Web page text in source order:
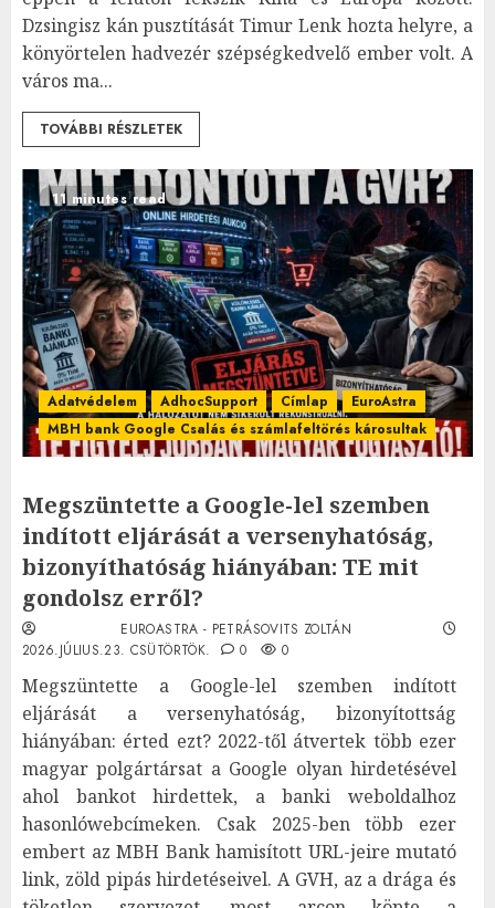
Dzsingisz kán pusztítását Timur Lenk hozta helyre, a
könyörtelen hadvezér szépségkedvelő ember volt. A
város ma...
TOVÁBBI RÉSZLETEK
11 minutes read
Adatvédelem AdhocSupport Címlap
EuroAstra
MBH bank Google Csalás és számlafeltörés károsultak
Megszüntette a Google-lel szemben
indított eljárását a versenyhatóság,
bizonyíthatóság hiányában: TE mit
gondolsz erről?
EUROASTRA - PETRÁSOVITS ZOLTÁN
2026.JÚLIUS.23. CSÜTÖRTÖK.
0 0
Megszüntette a Google-lel szemben indított
eljárását a versenyhatóság, bizonyítottság
hiányában: érted ezt? 2022-től átvertek több ezer
magyar polgártársat a Google olyan hirdetésével
ahol bankot hirdettek, a banki weboldalhoz
hasonlówebcímeken. Csak 2025-ben több ezer
embert az MBH Bank hamisított URL-jeire mutató
link, zöld pipás hirdetéseivel. A GVH, az a drága és